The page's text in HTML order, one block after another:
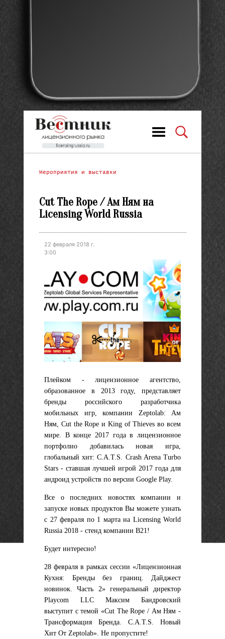
Мероприятия и выставки
Cut The Rope / Ам Ням на
Licensing World Russia
22 февраля 2018 г.
3:00
Плейком - лицензионное агентство,
образованное в 2013 году, представляет
бренды российского разработчика
мобильных игр, компании Zeptolab: Ам
Ням, Cut the Rope и King of Thieves во всем
мире. В конце 2017 года в лицензионное
портфолио добавилась новая игра,
глобальный хит: C.A.T.S. Crash Arena Turbo
Stars - ставшая лучшей игрой 2017 года для
андроид устройств по версии Google Play.
Все о последних новостях компании и
запуске новых продуктов Вы можете узнать
с 27 февраля по 1 марта на Licensing World
Russia 2018 - стенд компании B21!
Будет интересно!
28 февраля в рамках сессии «Лицензионная
Кухня: Бренды без границ. Дайджест
новинок. Часть 2»генеральный директор
Playcom LLC Максим Бандровский
выступит с темой «Cut The Rope / Ам Ням -
Трансформация Бренда. C.A.T.S. Новый
Хит От Zeptolab» . Не пропустите!